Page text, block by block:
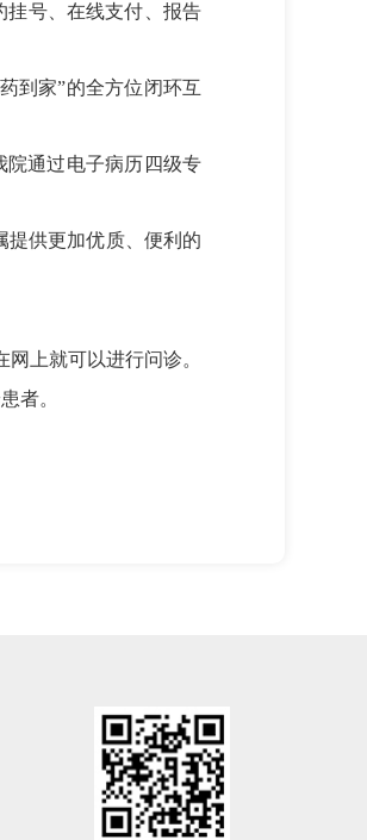
挂号、在线支付、报告
到家”的全方位闭环互
院通过电子病历四级专
提供更加优质、便利的
上就可以进行问诊。
者。